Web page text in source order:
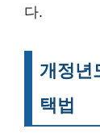
다.
개정년
택법